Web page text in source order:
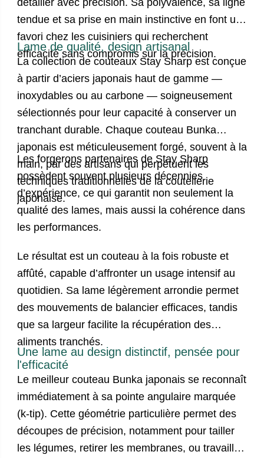
tendue et sa prise en main instinctive en font un
favori chez les cuisiniers qui recherchent
efficacité sans compromis sur la précision.
Lame de qualité, design artisanal
La collection decouteaux Stay Sharpest conçue
à partir d’aciers japonais haut de gamme —
inoxydables ou au carbone — soigneusement
sélectionnés pour leur capacité à conserver un
tranchant durable. Chaque couteau Bunka
japonaisest méticuleusement forgé, souvent à la
main, par des artisans qui perpétuent les
techniques traditionnelles de la coutellerie
japonaise.
Les forgerons partenaires de Stay Sharp
possèdent souvent plusieurs décennies
d’expérience, ce qui garantit non seulement la
qualité des lames, mais aussi la cohérence dans
les performances.
Le résultat est un couteau à la fois robuste et
affûté, capable d’affronter un usage intensif au
quotidien. Sa lame légèrement arrondie permet
des mouvements de balancier efficaces, tandis
que sa largeur facilite la récupération des
aliments tranchés.
Une lame au design distinctif, pensée pour
l'efficacité
Le meilleur couteau Bunka japonaisse reconnaît
immédiatement à sa pointe angulaire marquée
(k-tip). Cette géométrie particulière permet des
découpes de précision, notamment pour tailler
les légumes, retirer les membranes, ou travailler